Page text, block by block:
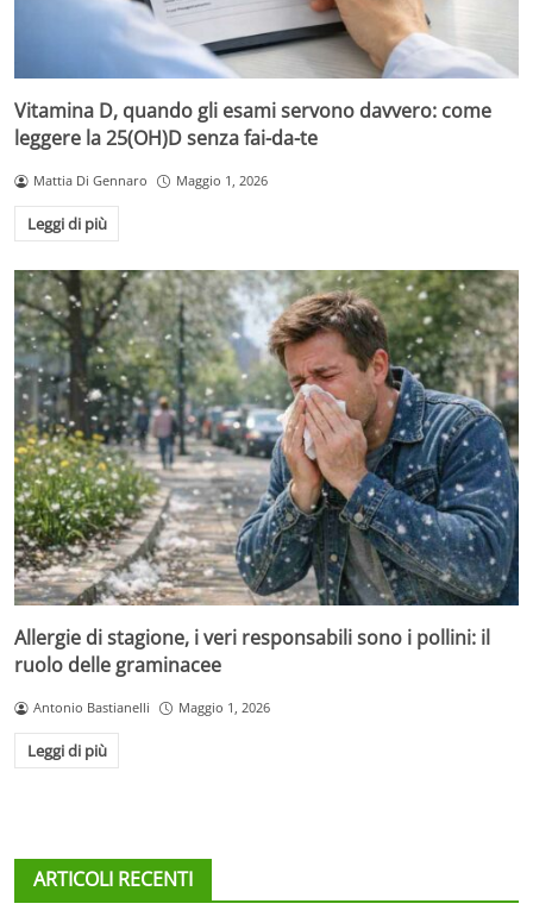
Vitamina D, quando gli esami servono davvero: come
leggere la 25(OH)D senza fai-da-te
Mattia Di Gennaro Maggio 1, 2026
Leggi di più
Allergie di stagione, i veri responsabili sono i pollini: il
ruolo delle graminacee
Antonio Bastianelli Maggio 1, 2026
Leggi di più
ARTICOLI RECENTI